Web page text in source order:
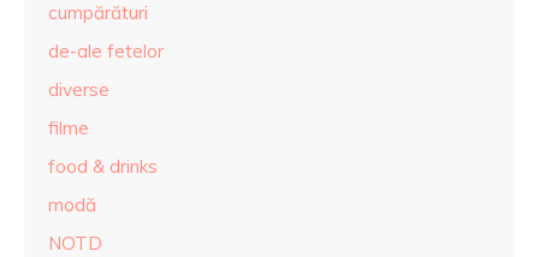
cumpărături
de-ale fetelor
diverse
filme
food & drinks
modă
NOTD